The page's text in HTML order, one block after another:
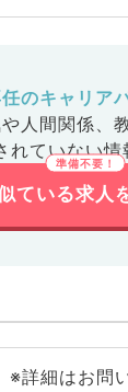
のキャリア
人間関係、
れていない情
ている求人
※詳細はお問